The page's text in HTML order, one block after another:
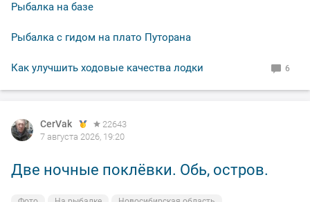
Рыбалка на базе
Рыбалка с гидом на плато Путорана
Как улучшить ходовые качества лодки 6
CerVak
22643
7 августа 2026, 19:20
Две ночные поклёвки. Обь, остров.